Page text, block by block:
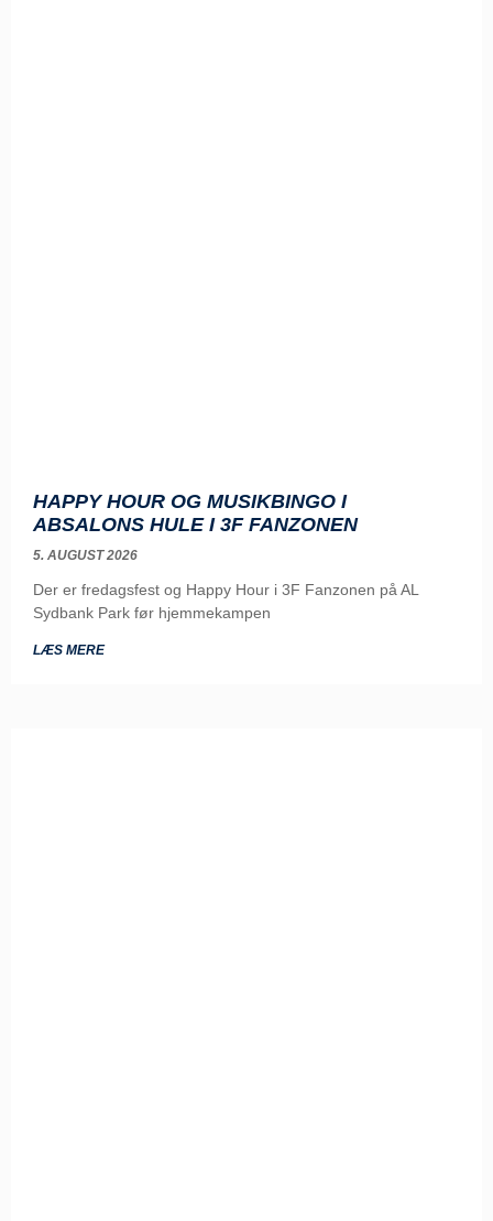
HAPPY HOUR OG MUSIKBINGO I
ABSALONS HULE I 3F FANZONEN
5. AUGUST 2026
Der er fredagsfest og Happy Hour i 3F Fanzonen på AL
Sydbank Park før hjemmekampen
LÆS MERE